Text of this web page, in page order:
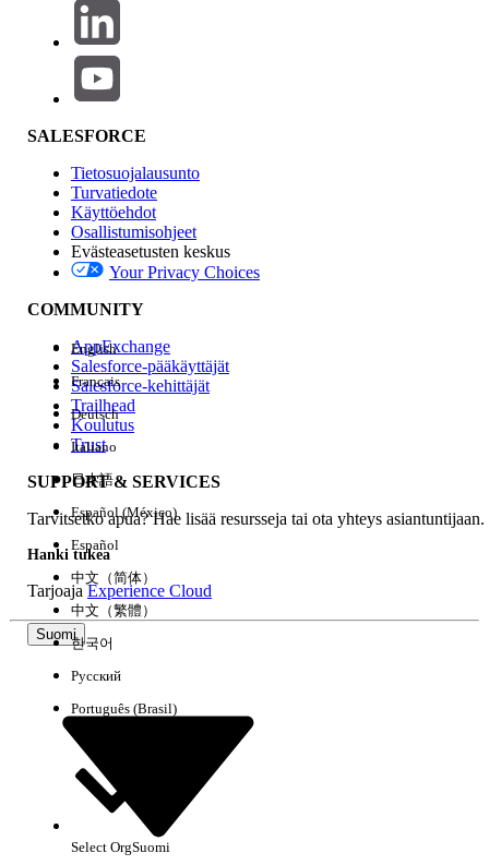
Ominaisuuden vaikutus
Edition
Kokemus
Tyhjennä kaikki Valmis
SALESFORCE
Tietosuojalausunto
Turvatiedote
Käyttöehdot
Osallistumisohjeet
Evästeasetusten keskus
Your Privacy Choices
COMMUNITY
AppExchange
Salesforce-pääkäyttäjät
Salesforce-kehittäjät
Trailhead
Koulutus
Trust
SUPPORT & SERVICES
Tarvitsetko apua? Hae lisää resursseja tai ota yhteys asiantuntijaan.
Hanki tukea
TarjoajaExperience Cloud
Suomi
English
Français
Deutsch
Italiano
日本語
Español (México)
Español
中文（简体）
中文（繁體）
한국어
Русский
Português (Brasil)
Select OrgSuomi